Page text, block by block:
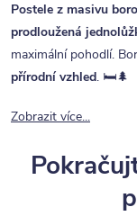
Postele z masivu
prodloužená
maximální pohodlí.
přírodní vzhled. 🛏️🌲
Zobrazit více...